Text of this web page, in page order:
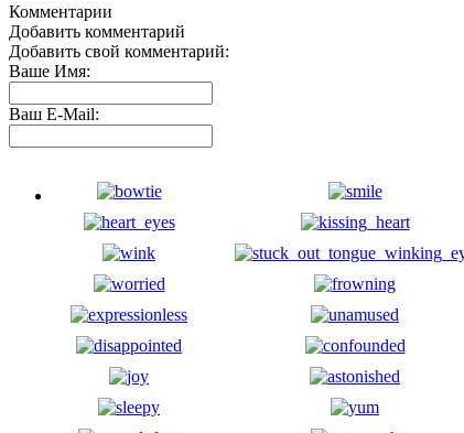
Комментарии
Добавить комментарий
Добавить свой комментарий:
Ваше Имя:
Ваш E-Mail: